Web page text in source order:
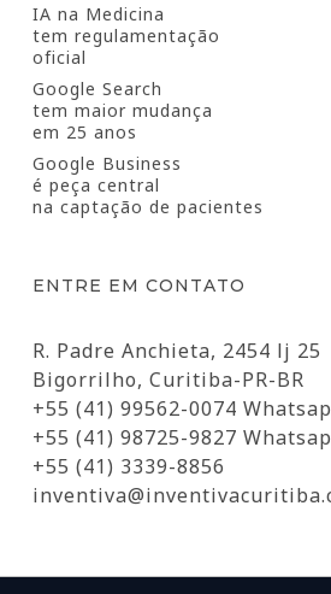
IA na Medicina
tem regulamentação
oficial
Google Search
tem maior mudança
em 25 anos
Google Business
é peça central
na captação de pacientes
ENTRE EM CONTATO
R. Padre Anchieta, 2454 lj 25
Bigorrilho, Curitiba-PR-BR
+55 (41) 99562-0074
+55 (41) 98725-9827
+55 (41) 3339-8856